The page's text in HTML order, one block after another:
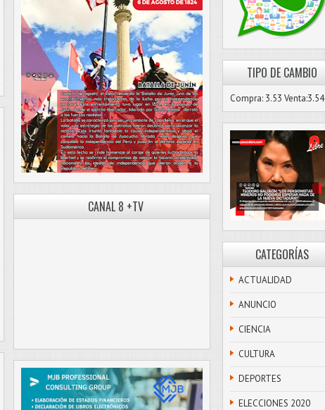
CANAL 8 +TV
TIPO DE CAMBIO
Compra: 3.53 Venta:3.54
CATEGORÍAS
ACTUALIDAD
ANUNCIO
CIENCIA
CULTURA
DEPORTES
ELECCIONES 2020